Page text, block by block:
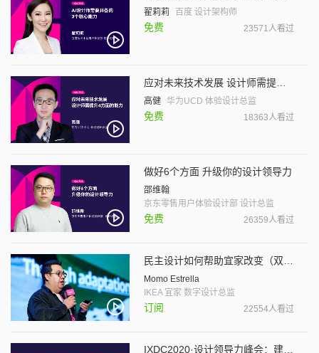
翟莉莉 百度 设计架构师
免费 23571人看过
高健 华为UCD 体验设计总监
免费 18363人看过
做好6个方面 升级你的设计领导力
邵维翰
京东零售用户体验设计部 设计总监
免费 26359人看过
Momo Estrella
IKEA 宜家 数字设计总监
订阅 22554人看过